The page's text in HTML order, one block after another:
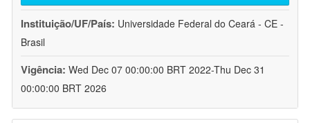
Instituição/UF/País: Universidade Federal do Ceará - CE -
Brasil
Vigência: Wed Dec 07 00:00:00 BRT 2022-Thu Dec 31
00:00:00 BRT 2026